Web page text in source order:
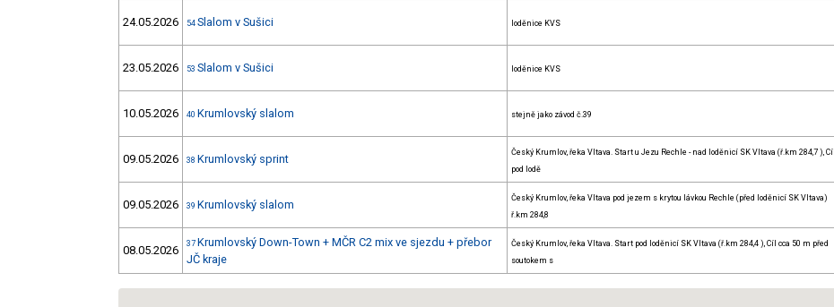
24.05.2026 54 Slalom v Sušici loděnice KVS
23.05.2026 53 Slalom v Sušici loděnice KVS
10.05.2026 40 Krumlovský slalom stejně jako závod č.39
09.05.2026 38 Krumlovský sprint
Český Krumlov, řeka Vltava. Start u Jezu Rechle - nad loděnicí SK Vltava (ř.km 284,7 ), Cíl
pod lodě
09.05.2026 39 Krumlovský slalom
Český Krumlov, řeka Vltava pod jezem s krytou lávkou Rechle (před loděnicí SK Vltava)
ř.km 284,8
08.05.2026 37 Krumlovský Down-Town + MČR C2 mix ve sjezdu + přebor
JČ kraje
Český Krumlov, řeka Vltava. Start pod loděnicí SK Vltava (ř.km 284,4 ), Cíl cca 50 m před
soutokem s